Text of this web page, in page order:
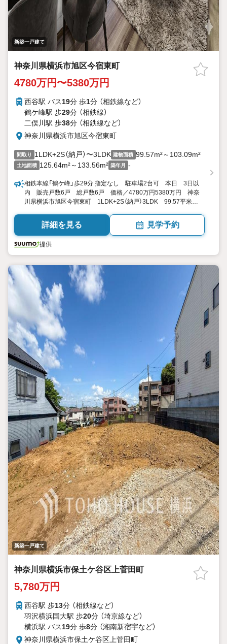
新築一戸建て
神奈川県横浜市旭区今宿東町
4780万円〜5380万円
西谷駅 バス19分 歩1分 （相鉄線など）
鶴ケ峰駅 歩29分 （相鉄線）
二俣川駅 歩38分 （相鉄線など）
神奈川県横浜市旭区今宿東町
間取り 1LDK+2S（納戸）〜3LDK 建物面積 99.57m²～103.09m²
土地面積 125.64m²～133.56m² 築年月 -
相鉄本線「鶴ケ峰」歩29分 指定なし 駐車場2台可 本日 3日以
内 販売戸数6戸 総戸数6戸 価格／4780万円5380万円 神奈
川県横浜市旭区今宿東町 1LDK+2S（納戸）3LDK 99.57平米
詳細を見る 見学予約
提供
新築一戸建て
神奈川県横浜市保土ケ谷区上菅田町
5,780万円
西谷駅 歩13分 （相鉄線など）
羽沢横浜国大駅 歩20分 （埼京線など）
横浜駅 バス19分 歩8分 （湘南新宿宇など）
神奈川県横浜市保土ケ谷区上菅田町